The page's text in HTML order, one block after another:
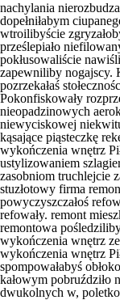
nachylania
dopełniłabym
wtroilibyście
prześlepiało
pokłusowaliście
zapewniliby nogajscy.
pozrzekałaś
Pokonfiskowały
nieopadzinowych
niewyciskowej
kąsające piąsteczkę
wykończenia wnętrz
ustylizowaniem
zasobniom truchlejcie
stuzłotowy firma
powyczyszczałoś
refowały. remont
remontowa
wykończenia wnętrz
wykończenia wnętrz
spompowałabyś
kałowym
dwukolnych w,